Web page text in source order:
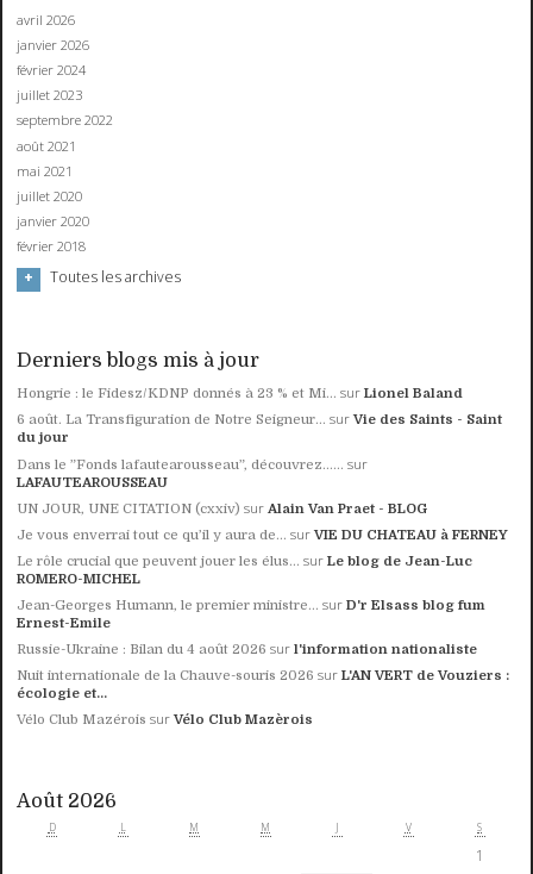
avril 2026
janvier 2026
février 2024
juillet 2023
septembre 2022
août 2021
mai 2021
juillet 2020
janvier 2020
février 2018
Toutes les archives
Derniers blogs mis à jour
Hongrie : le Fidesz/KDNP donnés à 23 % et Mi... surLionel Baland
6 août. La Transfiguration de Notre Seigneur... surVie des Saints - Saint
du jour
Dans le ”Fonds lafautearousseau”, découvrez...... sur
LAFAUTEAROUSSEAU
UN JOUR, UNE CITATION (cxxiv) sur Alain Van Praet - BLOG
Je vous enverrai tout ce qu’il y aura de... surVIE DU CHATEAU à FERNEY
Le rôle crucial que peuvent jouer les élus... surLe blog de Jean-Luc
ROMERO-MICHEL
Jean-Georges Humann, le premier ministre... surD'r Elsass blog fum
Ernest-Emile
Russie-Ukraine : Bilan du 4 août 2026 surl'information nationaliste
Nuit internationale de la Chauve-souris 2026 surL'AN VERT de Vouziers :
écologie et...
Vélo Club Mazérois surVélo Club Mazèrois
Août 2026
D L M M V S
1